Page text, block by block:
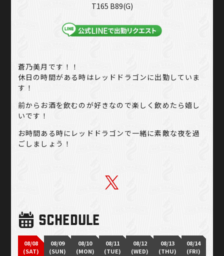
T165 B89(G)
蒼乃美月です！！
休日の時間がある時はレッドドラゴンに出勤していま
す！
前からお酒を飲むのが好きなので楽しく飲めたら嬉し
いです！
お時間ある時にレッドドラゴンで一緒に素敵な夜を過
ごしましょう！
SCHEDULE
08/08
(SAT)
08/09
(SUN)
08/10
(MON)
08/11
(TUE)
08/12
(WED)
08/13
(THU)
08/14
(FRI)